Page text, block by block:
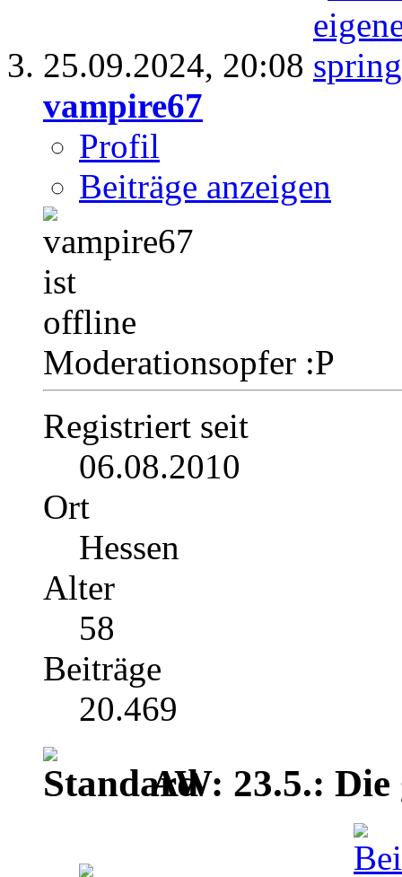
25.09.2024, 20:08
vampire67
Profil
Beiträge anzeigen
Moderationsopfer :P
Registriert seit
06.08.2010
Ort
Hessen
Alter
58
Beiträge
20.469
AW: 23.5.: Die